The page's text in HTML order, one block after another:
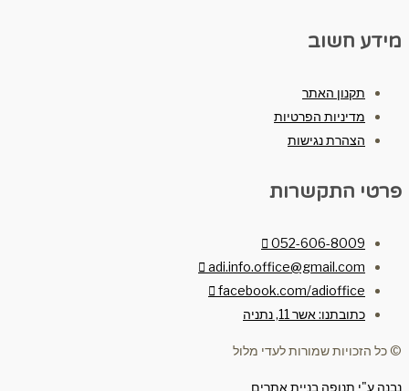
מידע חשוב
תקנון האתר
מדיניות הפרטיות
הצהרת נגישות
פרטי התקשרות
052-606-8009
adi.info.office@gmail.com
facebook.com/adioffice
כתובתנו: אשר 11, נתניה
© כל הזכויות שמורות לעדי מלול
נבנה ע"י תנופה בניית אתרים